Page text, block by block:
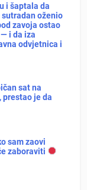
i šaptala da
sutradan oženio
zavoja ostao
i da iza
odvjetnica i
sat na
prestao je da
sam zaovi
zaboraviti